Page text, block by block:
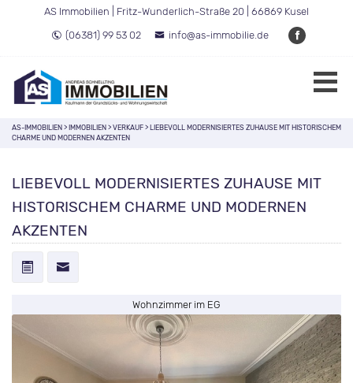
AS Immobilien | Fritz-Wunderlich-Straße 20 | 66869 Kusel
(06381) 99 53 02
info@as-immobilie.de
AS-IMMOBILIEN > IMMOBILIEN > VERKAUF > LIEBEVOLL MODERNISIERTES ZUHAUSE MIT HISTORISCHEM
CHARME UND MODERNEN AKZENTEN
LIEBEVOLL MODERNISIERTES ZUHAUSE MIT
HISTORISCHEM CHARME UND MODERNEN
AKZENTEN
Wohnzimmer im EG